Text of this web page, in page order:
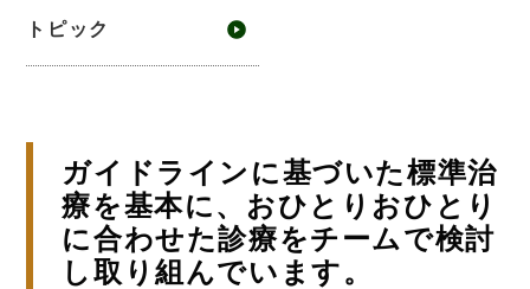
トピック
ガイドラインに基づいた標準治
療を基本に、おひとりおひとり
に合わせた診療をチームで検討
し取り組んでいます。